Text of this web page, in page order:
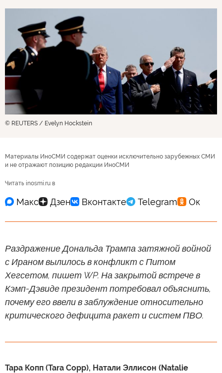
© REUTERS / Evelyn Hockstein
Материалы ИноСМИ содержат оценки исключительно зарубежных СМИ
и не отражают позицию редакции ИноСМИ
Читать inosmi.ru в
Раздражение Дональда Трампа затяжной войной
с Ираном вылилось в конфликт с Питом
Хегсетом, пишет WP. На закрытой встрече в
Кэмп-Дэвиде президент потребовал объяснить,
почему его ввели в заблуждение относительно
критического дефицита ракет и систем ПВО.
Тара Копп (Tara Copp), Натали Эллисон (Natalie